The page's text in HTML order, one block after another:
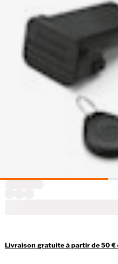
Livraison gratuite à partir de 50 €